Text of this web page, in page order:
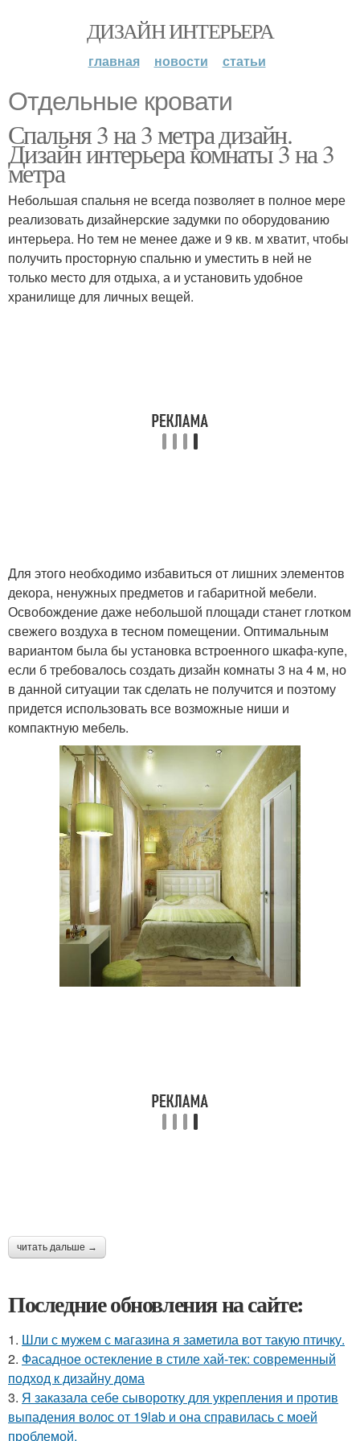
ДИЗАЙН ИНТЕРЬЕРА
главная новости статьи
Отдельные кровати
Спальня 3 на 3 метра дизайн.
Дизайн интерьера комнаты 3 на 3
метра
Небольшая спальня не всегда позволяет в полное мере
реализовать дизайнерские задумки по оборудованию
интерьера. Но тем не менее даже и 9 кв. м хватит, чтобы
получить просторную спальню и уместить в ней не
только место для отдыха, а и установить удобное
хранилище для личных вещей.
Для этого необходимо избавиться от лишних элементов
декора, ненужных предметов и габаритной мебели.
Освобождение даже небольшой площади станет глотком
свежего воздуха в тесном помещении. Оптимальным
вариантом была бы установка встроенного шкафа-купе,
если б требовалось создать дизайн комнаты 3 на 4 м, но
в данной ситуации так сделать не получится и поэтому
придется использовать все возможные ниши и
компактную мебель.
читать дальше →
Последние обновления на сайте:
1. Шли с мужем с магазина я заметила вот такую птичку.
2. Фасадное остекление в стиле хай-тек: современный
подход к дизайну дома
3. Я заказала себе сыворотку для укрепления и против
выпадения волос от 19lab и она справилась с моей
проблемой.